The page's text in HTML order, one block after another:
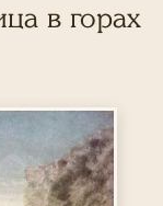
в горах